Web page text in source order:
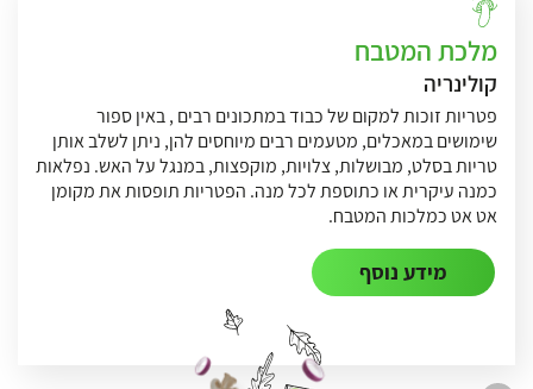
מלכת המטבח
קולינריה
פטריות זוכות למקום של כבוד במתכונים רבים , באין ספור
שימושים במאכלים, מטעמים רבים מיוחסים להן, ניתן לשלב אותן
טריות בסלט, מבושלות, צלויות, מוקפצות, במנגל על האש. נפלאות
כמנה עיקרית או כתוספת לכל מנה. הפטריות תופסות את מקומן
אט אט כמלכות המטבח.
מידע נוסף